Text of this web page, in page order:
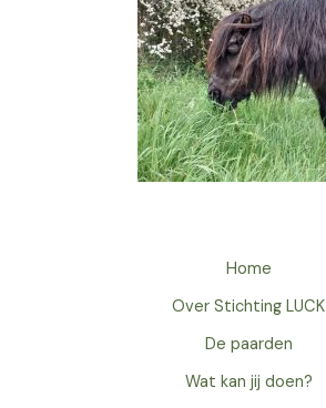
Home
Over Stichting LUCK
De paarden
Wat kan jij doen?